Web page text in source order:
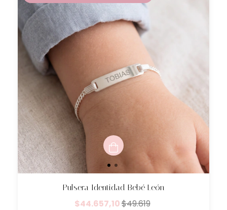
Pulsera Identidad Bebé León
$44.657,10$49.619